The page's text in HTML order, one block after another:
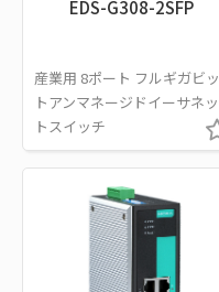
EDS-G308-2SFP
産業用 8ポート フルギガビッ
トアンマネージドイーサネッ
トスイッチ